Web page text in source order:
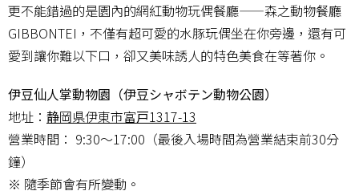
更不能錯過的是園內的網紅動物玩偶餐廳——森之動物餐廳
GIBBONTEI，不僅有超可愛的水豚玩偶坐在你旁邊，還有可
愛到讓你難以下口，卻又美味誘人的特色美食在等著你。
伊豆仙人掌動物園（伊豆シャボテン動物公園）
地址： 静岡県伊東市富戸1317-13
營業時間： 9:30～17:00（最後入場時間為營業結束前30分
鐘）
※ 隨季節會有所變動。